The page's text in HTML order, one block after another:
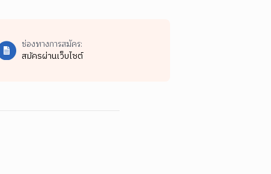
ช่องทางการสมัคร:
สมัครผ่านเว็บไซต์